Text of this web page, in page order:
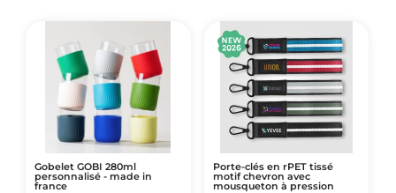
Gobelet GOBI 280ml
personnalisé - made in
france
Porte-clés en rPET tissé
motif chevron avec
mousqueton à pression